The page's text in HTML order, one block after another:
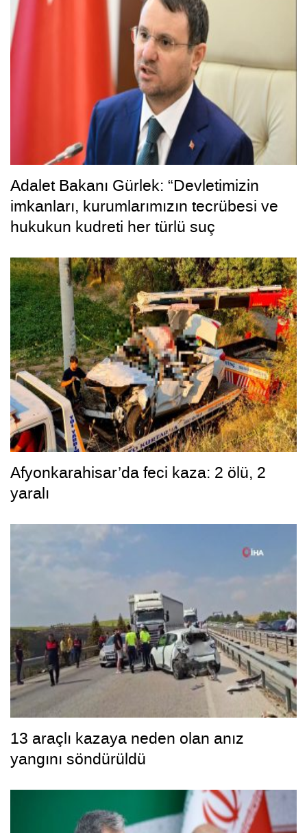
Adalet Bakanı Gürlek: “Devletimizin
imkanları, kurumlarımızın tecrübesi ve
hukukun kudreti her türlü suç
Afyonkarahisar’da feci kaza: 2 ölü, 2
yaralı
13 araçlı kazaya neden olan anız
yangını söndürüldü